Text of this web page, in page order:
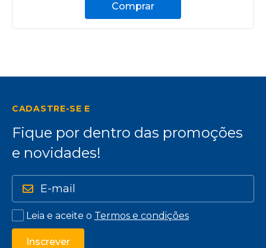
Comprar
CADASTRE-SE E
Fique por dentro das promoções
e novidades!
Leia e aceite o Termos e condições
Inscrever